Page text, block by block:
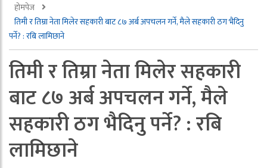
होमपेज
तिमी र तिम्रा नेता मिलेर सहकारी बाट ८७ अर्ब अपचलन गर्ने, मैले सहकारी ठग भैदिनु
पर्ने? : रबि लामिछाने
तिमी र तिम्रा नेता मिलेर सहकारी
बाट ८७ अर्ब अपचलन गर्ने, मैले
सहकारी ठग भैदिनु पर्ने? : रबि
लामिछाने